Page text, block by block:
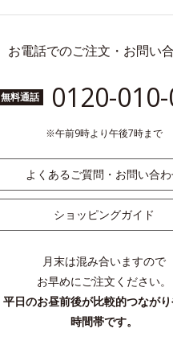
お電話でのご注文・お問い
無料通話 0120-
午前9時より午後7時まで
よくあるご質問・お問い合
ショッピングガイド
月末は混み合いますので
お早めにご注文ください。
平日のお昼前後が比較的つなが
時間帯です。